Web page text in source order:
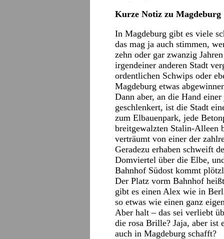
Kurze Notiz zu Magdeburg
In Magdeburg gibt es viele
das mag ja auch stimmen,
zehn oder gar zwanzig
irgendeiner anderen Stadt
ordentlichen Schwips oder
Magdeburg etwas
Dann aber, an die Hand
geschlenkert, ist die Stadt
zum Elbauenpark, jede
breitgewalzten Stalin-Alleen
verträumt von einer der
Geradezu erhaben schweift
Domviertel über die Elbe,
Bahnhof Südost kommt
Der Platz vorm Bahnhof
gibt es einen Alex wie in
so etwas wie einen ganz
Aber halt – das sei verliebt
die rosa Brille? Jaja, aber ist
auch in Magdeburg schafft?